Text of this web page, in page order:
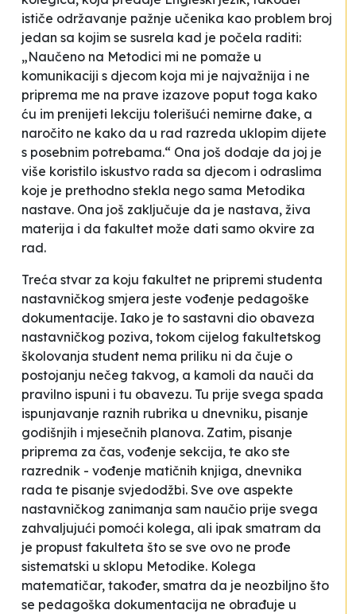
ističe održavanje pažnje učenika kao problem broj
jedan sa kojim se susrela kad je počela raditi:
„Naučeno na Metodici mi ne pomaže u
komunikaciji s djecom koja mi je najvažnija i ne
priprema me na prave izazove poput toga kako
ću im prenijeti lekciju tolerišući nemirne đake, a
naročito ne kako da u rad razreda uklopim dijete
s posebnim potrebama.“ Ona još dodaje da joj je
više koristilo iskustvo rada sa djecom i odraslima
koje je prethodno stekla nego sama Metodika
nastave. Ona još zaključuje da je nastava, živa
materija i da fakultet može dati samo okvire za
rad.
Treća stvar za koju fakultet ne pripremi studenta
nastavničkog smjera jeste vođenje pedagoške
dokumentacije. Iako je to sastavni dio obaveza
nastavničkog poziva, tokom cijelog fakultetskog
školovanja student nema priliku ni da čuje o
postojanju nečeg takvog, a kamoli da nauči da
pravilno ispuni i tu obavezu. Tu prije svega spada
ispunjavanje raznih rubrika u dnevniku, pisanje
godišnjih i mjesečnih planova. Zatim, pisanje
priprema za čas, vođenje sekcija, te ako ste
razrednik - vođenje matičnih knjiga, dnevnika
rada te pisanje svjedodžbi. Sve ove aspekte
nastavničkog zanimanja sam naučio prije svega
zahvaljujući pomoći kolega, ali ipak smatram da
je propust fakulteta što se sve ovo ne prođe
sistematski u sklopu Metodike. Kolega
matematičar, također, smatra da je neozbiljno što
se pedagoška dokumentacija ne obrađuje u